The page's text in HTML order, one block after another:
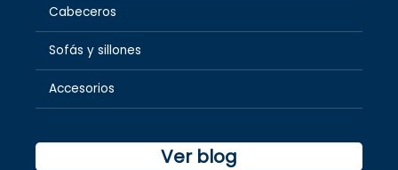
Cabeceros
Sofás y sillones
Accesorios
Ver blog